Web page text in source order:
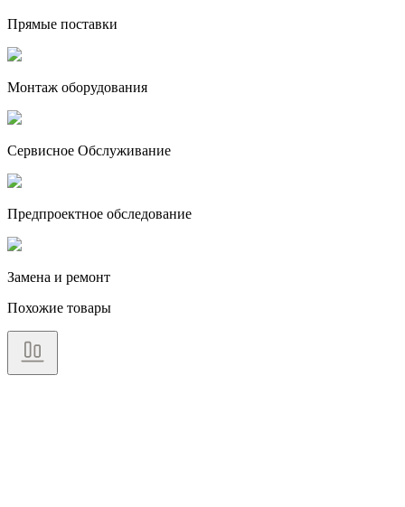
Прямые поставки
Монтаж оборудования
Сервисное Обслуживание
Предпроектное обследование
Замена и ремонт
Похожие товары